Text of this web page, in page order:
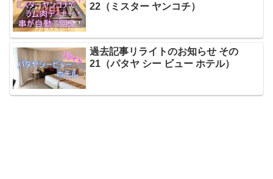
22（ミスター ヤンコチ）
過去記事リライトのお知らせ その
21（パタヤ シー ビュー ホテル）